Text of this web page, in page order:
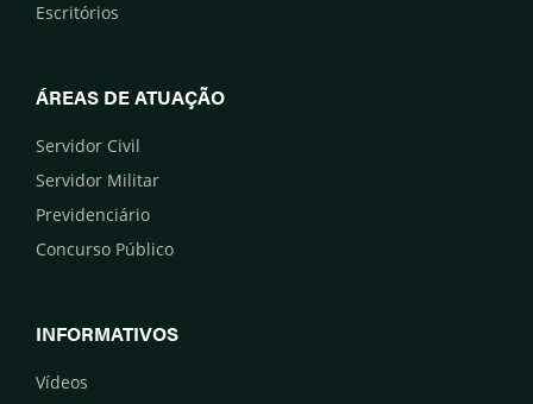
Escritórios
ÁREAS DE ATUAÇÃO
Servidor Civil
Servidor Militar
Previdenciário
Concurso Público
INFORMATIVOS
Vídeos